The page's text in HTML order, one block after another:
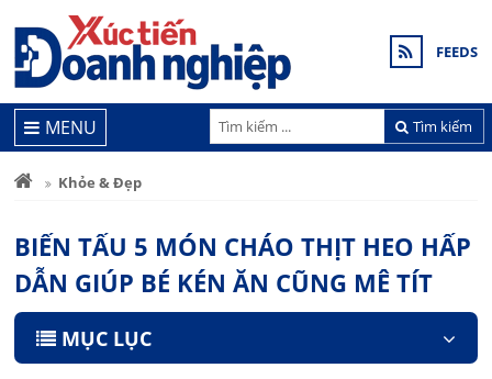
FEEDS
Tìm kiếm
MENU
Khỏe & Đẹp
BIẾN TẤU 5 MÓN CHÁO THỊT HEO HẤP
DẪN GIÚP BÉ KÉN ĂN CŨNG MÊ TÍT
MỤC LỤC